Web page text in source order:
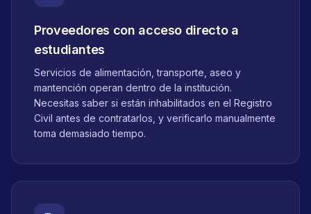
Proveedores con acceso directo a
estudiantes
Servicios de alimentación, transporte, aseo y
mantención operan dentro de la institución.
Necesitas saber si están inhabilitados en el Registro
Civil antes de contratarlos, y verificarlo manualmente
toma demasiado tiempo.